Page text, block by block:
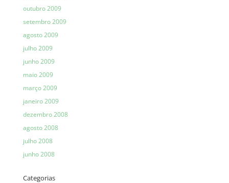
outubro 2009
setembro 2009
agosto 2009
julho 2009
junho 2009
maio 2009
março 2009
janeiro 2009
dezembro 2008
agosto 2008
julho 2008
junho 2008
Categorias